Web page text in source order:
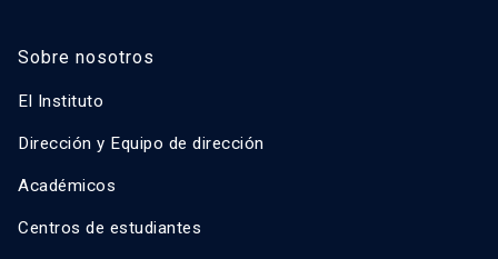
Sobre nosotros
El Instituto
Dirección y Equipo de dirección
Académicos
Centros de estudiantes